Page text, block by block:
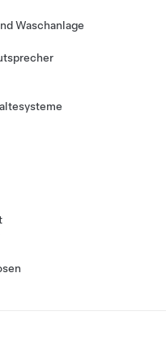
Waschanlage